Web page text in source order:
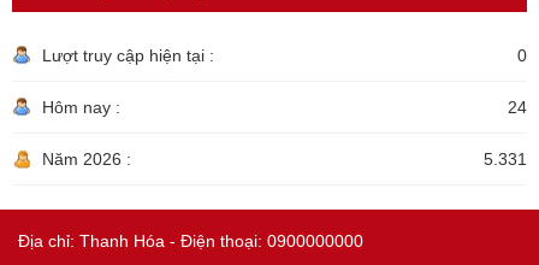
Lượt truy cập hiện tại : 0
Hôm nay : 24
Năm 2026 : 5.331
Địa chỉ: Thanh Hóa - Điện thoại: 0900000000